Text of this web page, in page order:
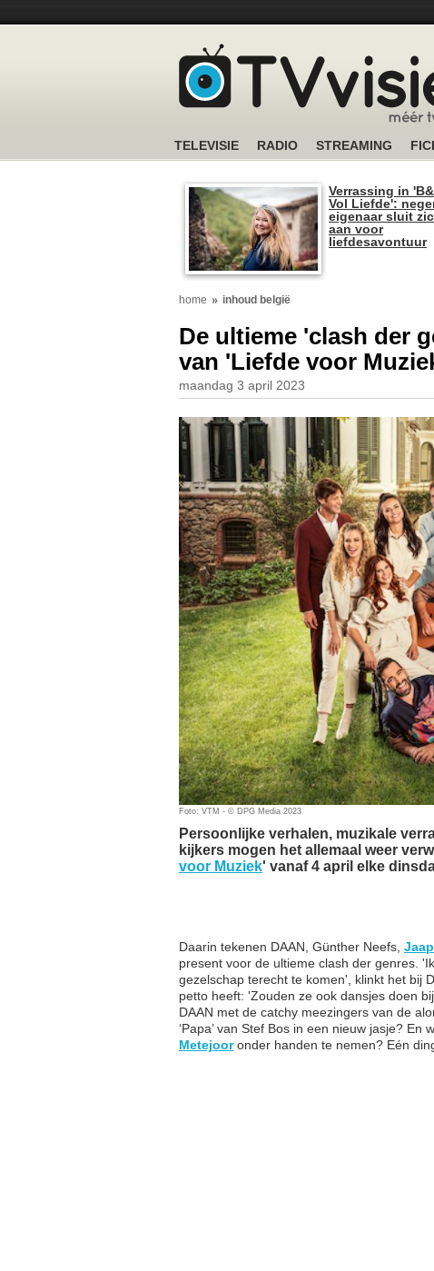
TELEVISIE RADIO STREAMING
Verrassing in
Vol Liefde':
eigenaar sluit
aan voor
liefdesavontuur
home inhoud belgië
De ultieme 'clash der
van 'Liefde voor
maandag 3 april 2023
Foto: VTM - © DPG Media 2023
Persoonlijke verhalen, muzikale
kijkers mogen het allemaal weer
voor Muziek' vanaf 4 april elke
Daarin tekenen DAAN, Günther Neefs,
present voor de ultieme clash der genres.
gezelschap terecht te komen', klinkt het bij
petto heeft: 'Zouden ze ook dansjes doen
DAAN met de catchy meezingers van de
‘Papa’ van Stef Bos in een nieuw jasje? En
Metejooronder handen te nemen? Eén